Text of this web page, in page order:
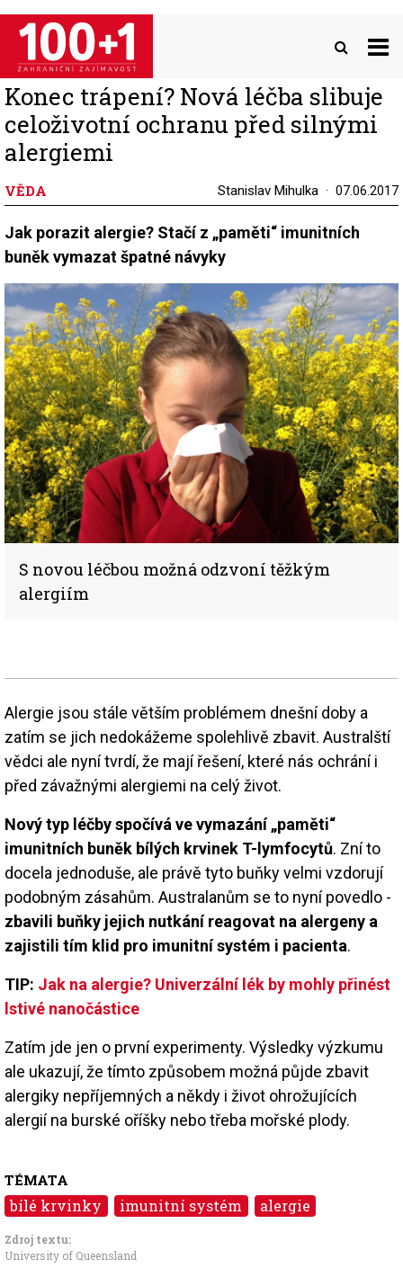
Přejít
hlavnímu
obsahu
Konec trápení? Nová léčba slibuje
celoživotní ochranu před silnými
alergiemi
VĚDA Stanislav Mihulka 07.06.2017
Jak porazit alergie? Stačí z „paměti“ imunitních
buněk vymazat špatné návyky
S novou léčbou možná odzvoní těžkým
alergiím
Alergie jsou stále větším problémem dnešní doby a
zatím se jich nedokážeme spolehlivě zbavit. Australští
vědci ale nyní tvrdí, že mají řešení, které nás ochrání i
před závažnými alergiemi na celý život.
Nový typ léčby spočívá ve vymazání „paměti“
imunitních buněk bílých krvinek T-lymfocytů. Zní to
docela jednoduše, ale právě tyto buňky velmi vzdorují
podobným zásahům. Australanům se to nyní povedlo -
zbavili buňky jejich nutkání reagovat na alergeny a
zajistili tím klid pro imunitní systém i pacienta.
TIP: Jak na alergie? Univerzální lék by mohly přinést
lstivé nanočástice
Zatím jde jen o první experimenty. Výsledky výzkumu
ale ukazují, že tímto způsobem možná půjde zbavit
alergiky nepříjemných a někdy i život ohrožujících
alergií na burské oříšky nebo třeba mořské plody.
TÉMATA
bílé krvinky imunitní systém alergie
Zdroj textu:
University of Queensland